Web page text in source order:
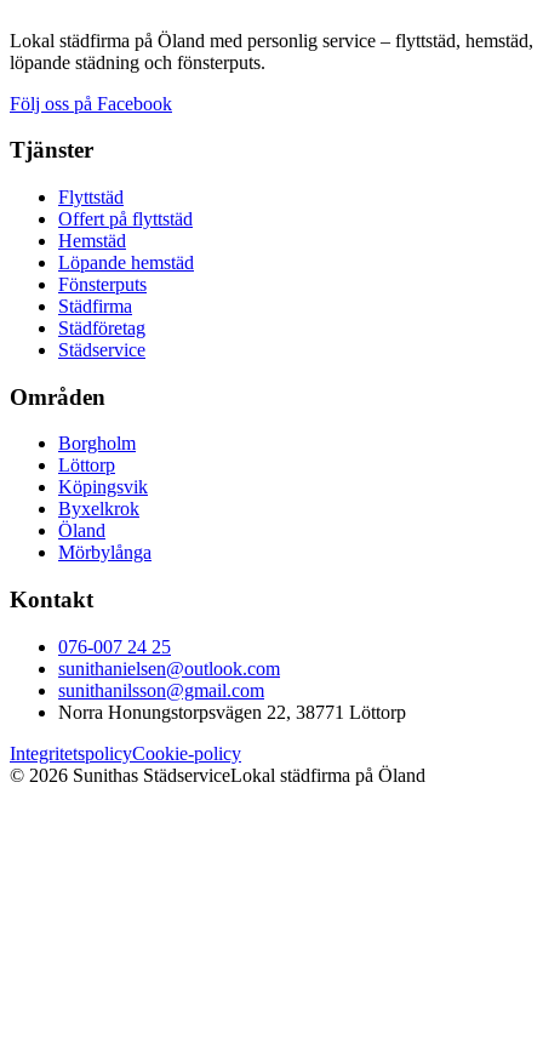
Lokal städfirma på Öland med personlig service – flyttstäd, hemstäd,
löpande städning och fönsterputs.
Följ oss på Facebook
Tjänster
Flyttstäd
Offert på flyttstäd
Hemstäd
Löpande hemstäd
Fönsterputs
Städfirma
Städföretag
Städservice
Områden
Borgholm
Löttorp
Köpingsvik
Byxelkrok
Öland
Mörbylånga
Kontakt
076-007 24 25
sunithanielsen@outlook.com
sunithanilsson@gmail.com
Norra Honungstorpsvägen 22, 38771 Löttorp
IntegritetspolicyCookie-policy
© 2026 Sunithas StädserviceLokal städfirma på Öland